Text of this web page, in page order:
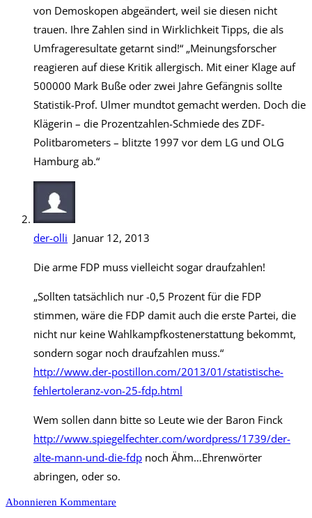
von Demoskopen abgeändert, weil sie diesen nicht
trauen. Ihre Zahlen sind in Wirklichkeit Tipps, die als
Umfrageresultate getarnt sind!“ „Meinungsforscher
reagieren auf diese Kritik allergisch. Mit einer Klage auf
500000 Mark Buße oder zwei Jahre Gefängnis sollte
Statistik-Prof. Ulmer mundtot gemacht werden. Doch die
Klägerin – die Prozentzahlen-Schmiede des ZDF-
Politbarometers – blitzte 1997 vor dem LG und OLG
Hamburg ab.“
der-olli Januar 12, 2013
Die arme FDP muss vielleicht sogar draufzahlen!
„Sollten tatsächlich nur -0,5 Prozent für die FDP
stimmen, wäre die FDP damit auch die erste Partei, die
nicht nur keine Wahlkampfkostenerstattung bekommt,
sondern sogar noch draufzahlen muss.“
http://www.der-postillon.com/2013/01/statistische-
fehlertoleranz-von-25-fdp.html
Wem sollen dann bitte so Leute wie der Baron Finck
http://www.spiegelfechter.com/wordpress/1739/der-
alte-mann-und-die-fdp noch Ähm…Ehrenwörter
abringen, oder so.
Abonnieren Kommentare